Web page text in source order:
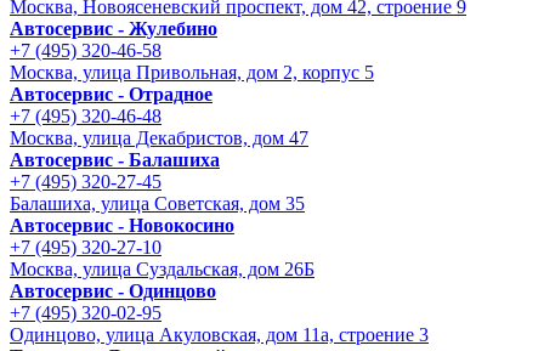
Москва, Новоясеневский проспект, дом 42, строение 9
Автосервис - Жулебино
+7 (495) 320-46-58
Москва, улица Привольная, дом 2, корпус 5
Автосервис - Отрадное
+7 (495) 320-46-48
Москва, улица Декабристов, дом 47
Автосервис - Балашиха
+7 (495) 320-27-45
Балашиха, улица Советская, дом 35
Автосервис - Новокосино
+7 (495) 320-27-10
Москва, улица Суздальская, дом 26Б
Автосервис - Одинцово
+7 (495) 320-02-95
Одинцово, улица Акуловская, дом 11а, строение 3